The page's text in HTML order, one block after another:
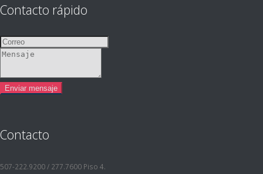
Contacto rápido
Contacto
507-222.9200 / 277.7600 Piso 4.